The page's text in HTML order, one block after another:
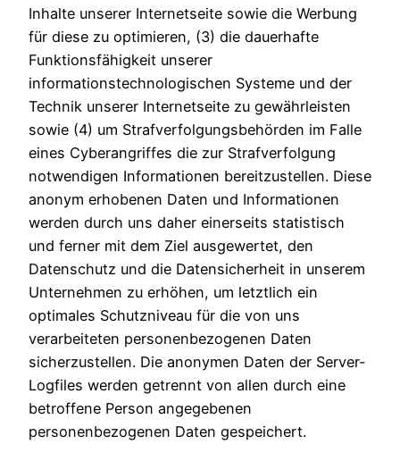
Inhalte unserer Internetseite sowie die Werbung
für diese zu optimieren, (3) die dauerhafte
Funktionsfähigkeit unserer
informationstechnologischen Systeme und der
Technik unserer Internetseite zu gewährleisten
sowie (4) um Strafverfolgungsbehörden im Falle
eines Cyberangriffes die zur Strafverfolgung
notwendigen Informationen bereitzustellen. Diese
anonym erhobenen Daten und Informationen
werden durch uns daher einerseits statistisch
und ferner mit dem Ziel ausgewertet, den
Datenschutz und die Datensicherheit in unserem
Unternehmen zu erhöhen, um letztlich ein
optimales Schutzniveau für die von uns
verarbeiteten personenbezogenen Daten
sicherzustellen. Die anonymen Daten der Server-
Logfiles werden getrennt von allen durch eine
betroffene Person angegebenen
personenbezogenen Daten gespeichert.